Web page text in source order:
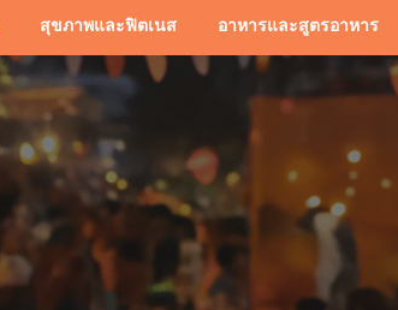
สุขภาพและฟิตเนส อาหารและสูตรอาหาร